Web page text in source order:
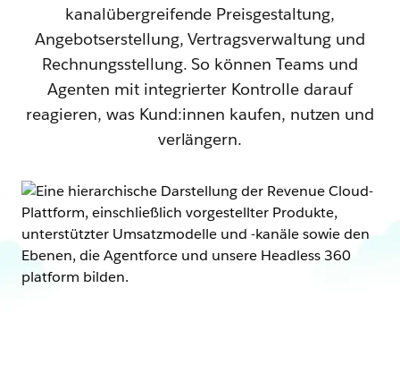
kanalübergreifende Preisgestaltung,
Angebotserstellung, Vertragsverwaltung und
Rechnungsstellung. So können Teams und
Agenten mit integrierter Kontrolle darauf
reagieren, was Kund:innen kaufen, nutzen und
verlängern.